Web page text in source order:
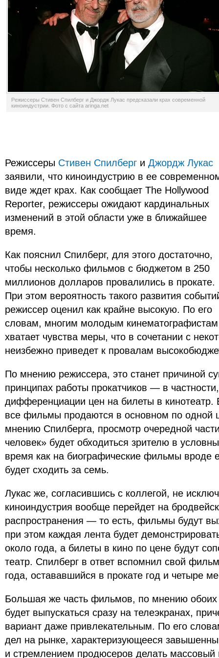
Режиссеры Стивен Спилберг и Джордж Лукас предсказали крах современной
киноиндустрии. Фото с сайта aringa.net
Режиссеры Стивен Спилберг и Джордж Лукас
заявили, что киноиндустрию в ее
виде ждет крах. Как сообщает The Hollywood
Reporter, режиссеры ожидают кардинальных
изменений в этой области уже в ближайшее
время.
Как пояснил Спилберг, для этого достаточно,
чтобы несколько фильмов с бюджетом в 250
миллионов долларов провалились в прокате.
При этом вероятность такого развития
режиссер оценил как крайне высокую. По его
словам, многим молодым
хватает чувства меры, что в сочетании с
неизбежно приведет к провалам
По мнению режиссера, это станет причиной
принципах работы прокатчиков — в
дифференциации цен на билеты в кинотеатр.
все фильмы продаются в основном по одной
мнению Спилберга, просмотр очередной
человек» будет обходиться зрителю в
время как на биографические фильмы вроде
будет сходить за семь.
Лукас же, согласившись с коллегой, не
киноиндустрия вообще перейдет на
распространения — то есть, фильмы будут
при этом каждая лента будет
около года, а билеты в кино по цене будут
театр. Спилберг в ответ вспомнил свой
года, остававшийся в прокате год и четыре
Большая же часть фильмов, по мнению
будет выпускаться сразу на телеэкранах,
вариант даже привлекательным. По его
дел на рынке, характеризующееся
и стремлением продюсеров делать массовый